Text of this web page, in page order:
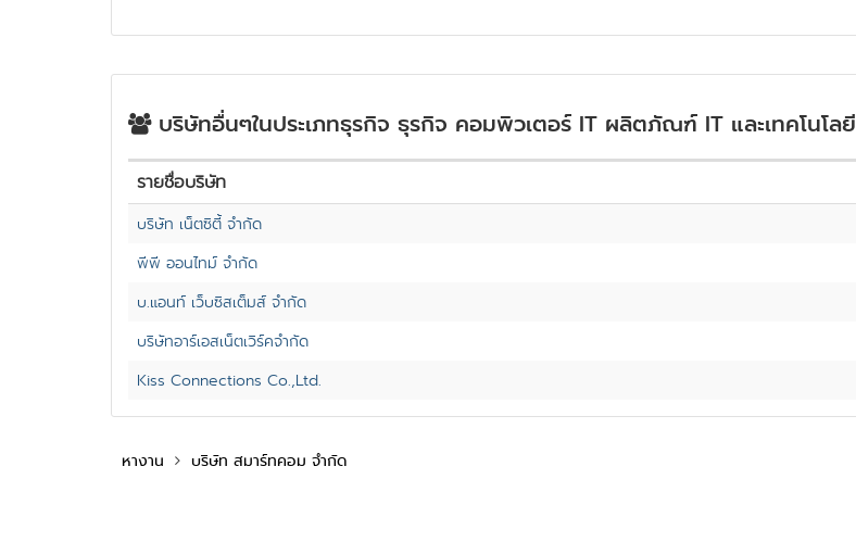
บริษัทอื่นๆในประเภทธุรกิจ ธุรกิจ คอมพิวเตอร์ IT ผลิตภัณฑ์ IT และเทคโนโลยี
รายชื่อบริษัท
บริษัท เน็ตซิตี้ จำกัด
พีพี ออนไทม์ จำกัด
บ.แอนท์ เว็บซิสเต็มส์ จำกัด
บริษัทอาร์เอสเน็ตเวิร์คจำกัด
Kiss Connections Co.,Ltd.
หางาน บริษัท สมาร์ทคอม จำกัด